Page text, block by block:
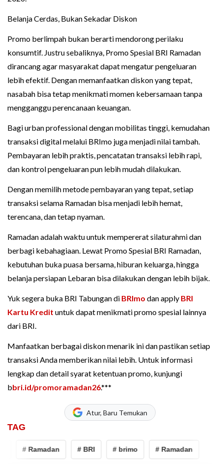
Belanja Cerdas, Bukan Sekadar Diskon
Promo berlimpah bukan berarti mendorong perilaku
konsumtif. Justru sebaliknya, Promo Spesial BRI Ramadan
dirancang agar masyarakat dapat mengatur pengeluaran
lebih efektif. Dengan memanfaatkan diskon yang tepat,
nasabah bisa tetap menikmati momen kebersamaan tanpa
mengganggu perencanaan keuangan.
Bagi urban professional dengan mobilitas tinggi, kemudahan
transaksi digital melalui BRImo juga menjadi nilai tambah.
Pembayaran lebih praktis, pencatatan transaksi lebih rapi,
dan kontrol pengeluaran pun lebih mudah dilakukan.
Dengan memilih metode pembayaran yang tepat, setiap
transaksi selama Ramadan bisa menjadi lebih hemat,
terencana, dan tetap nyaman.
Ramadan adalah waktu untuk mempererat silaturahmi dan
berbagi kebahagiaan. Lewat Promo Spesial BRI Ramadan,
kebutuhan buka puasa bersama, hiburan keluarga, hingga
belanja persiapan Lebaran bisa dilakukan dengan lebih bijak.
Yuk segera buka BRI Tabungan di BRImo dan apply BRI
Kartu Kredit untuk dapat menikmati promo spesial lainnya
dari BRI.
Manfaatkan berbagai diskon menarik ini dan pastikan setiap
transaksi Anda memberikan nilai lebih. Untuk informasi
lengkap dan detail syarat ketentuan promo, kunjungi
bbri.id/promoramadan26.***
Atur, Baru Temukan
TAG
# Ramadan # BRI # brimo # Ramadan